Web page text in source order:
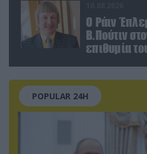
Ο Ράιν
Β.Πούτιν
επιθυμία
POPULAR 24H